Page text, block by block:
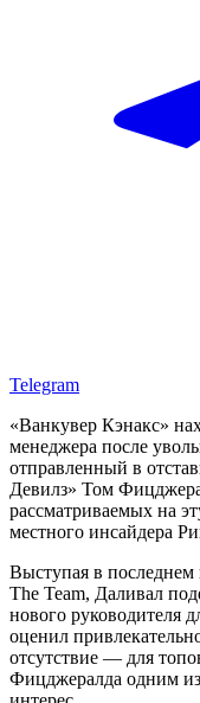
Telegram
«Ванкувер Кэнакс»
менеджера после
отправленный в
Девилз» Том
рассматриваемых на
местного инсайдера
Выступая в
The Team, Даливал
нового руководителя
оценил
отсутствие — для
Фицджералда одним